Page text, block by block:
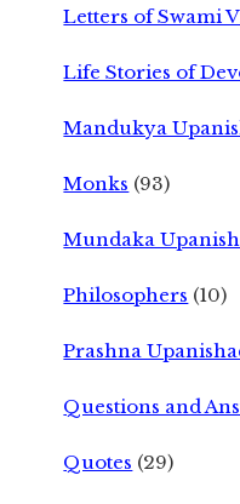
Letters of Swami
Life Stories of
Mandukya
Monks (93)
Mundaka
Philosophers (10)
Prashna
Questions and
Quotes (29)